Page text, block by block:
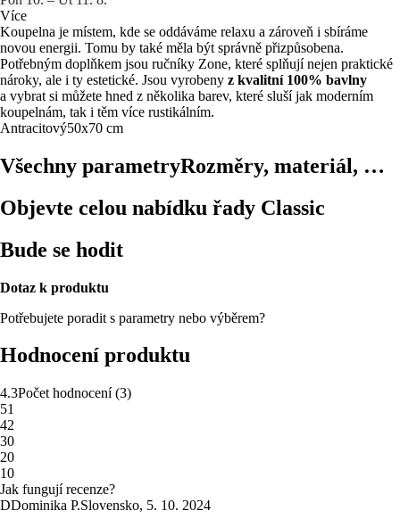
Více
Koupelna je místem, kde se oddáváme relaxu a zároveň i sbíráme
novou energii. Tomu by také měla být správně přizpůsobena.
Potřebným doplňkem jsou ručníky Zone, které splňují nejen praktické
nároky, ale i ty estetické. Jsou vyrobeny z kvalitní 100% bavlny
a vybrat si můžete hned z několika barev, které sluší jak moderním
koupelnám, tak i těm více rustikálním.
Antracitový50x70 cm
Všechny parametryRozměry, materiál, …
Objevte celou nabídku řady Classic
Bude se hodit
Dotaz k produktu
Potřebujete poradit s parametry nebo výběrem?
Hodnocení produktu
4.3Počet hodnocení(3)
51
42
30
20
10
Jak fungují recenze?
DDominika P.Slovensko, 5. 10. 2024